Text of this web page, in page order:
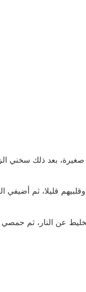
بعد ذلك سخني
قليلا، ثم أضيفي
عن النار، ثم حمصي